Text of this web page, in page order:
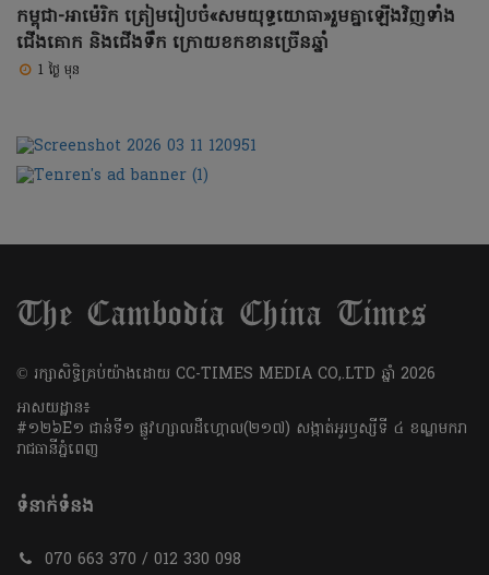
កម្ពុជា-អាម៉េរិក ត្រៀមរៀបចំ«សមយុទ្ធ​យោធា»រួមគ្នាឡើងវិញទាំង
ជើងគោក និងជើងទឹក ក្រោយខកខានច្រើនឆ្នាំ
1 ថ្ងៃ មុន
​© រក្សា​សិទ្ធិ​គ្រប់​យ៉ាង​ដោយ​ CC-TIMES MEDIA CO,.LTD ឆ្នាំ​ 2026
អាសយដ្ឋាន៖
#១២៦E១ ជាន់ទី១ ផ្លូវហ្សាលដឺហ្គោល(២១៧) សង្កាត់អូរឫស្សីទី ៤ ខណ្ឌមករា
រាជធានីភ្នំពេញ
ទំនាក់ទំនង
070 663 370 / 012 330 098